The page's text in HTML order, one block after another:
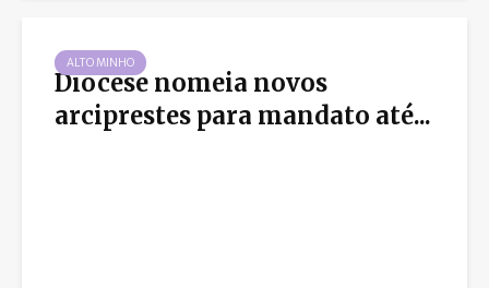
ALTO MINHO
Diocese nomeia novos
arciprestes para mandato até...